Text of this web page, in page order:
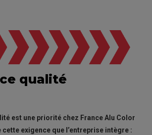
qualité
est une priorité chez France Alu Color
cette exigence que l’entreprise intègre :